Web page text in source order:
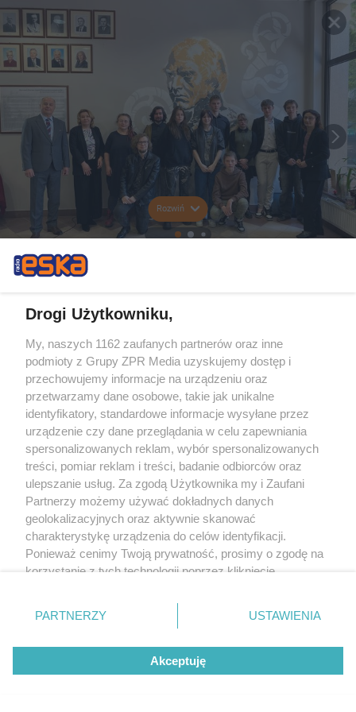
Rozwiń
Drogi Użytkowniku,
My, naszych 1162 zaufanych partnerów oraz inne
podmioty z Grupy ZPR Media uzyskujemy dostęp i
przechowujemy informacje na urządzeniu oraz
przetwarzamy dane osobowe, takie jak unikalne
identyfikatory, standardowe informacje wysyłane przez
urządzenie czy dane przeglądania w celu zapewniania
spersonalizowanych reklam, wybór spersonalizowanych
treści, pomiar reklam i treści, badanie odbiorców oraz
ulepszanie usług. Za zgodą Użytkownika my i Zaufani
Partnerzy możemy używać dokładnych danych
geolokalizacyjnych oraz aktywnie skanować
charakterystykę urządzenia do celów identyfikacji.
Ponieważ cenimy Twoją prywatność, prosimy o zgodę na
korzystanie z tych technologii poprzez kliknięcie
zmienić/wycofać klikając przycisk ustawień prywatności
znajdujący się w lewym dolnym rogu strony
rodzaje przetwarzania danych nie wymagają zgody
użytkownika, ale masz prawo sprzeciwić się takiemu
przetwarzaniu. Preferencje będą miały zastosowanie tylko
PARTNERZY USTAWIENIA
Akceptuję